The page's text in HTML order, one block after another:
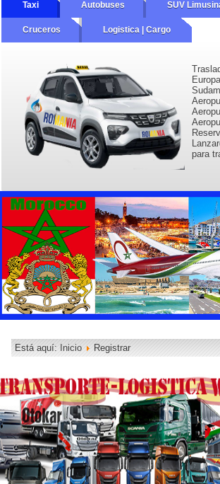
Taxi Autobuses SUV
Cruceros Logistica | Cargo
para
Está aquí: Inicio Registrar